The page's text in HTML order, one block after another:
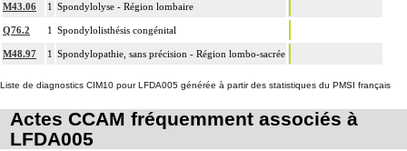
M43.06 1 Spondylolyse - Région lombaire
Q76.2 1 Spondylolisthésis congénital
M48.97 1 Spondylopathie, sans précision - Région lombo-sacrée
Liste de diagnostics CIM10 pour LFDA005 générée à partir des statistiques du PMSI français
Actes CCAM fréquemment associés à
LFDA005